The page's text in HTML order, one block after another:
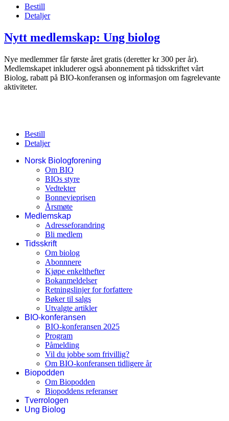
Bestill
Detaljer
Nytt medlemskap: Ung biolog
Nye medlemmer får første året gratis (deretter kr 300 per år).
Medlemskapet inkluderer også abonnement på tidsskriftet vårt
Biolog, rabatt på BIO-konferansen og informasjon om fagrelevante
aktiviteter.
Bestill
Detaljer
Norsk Biologforening
Om BIO
BIOs styre
Vedtekter
Bonnevieprisen
Årsmøte
Medlemskap
Adresseforandring
Bli medlem
Tidsskrift
Om biolog
Abonnnere
Kjøpe enkelthefter
Bokanmeldelser
Retningslinjer for forfattere
Bøker til salgs
Utvalgte artikler
BIO-konferansen
BIO-konferansen 2025
Program
Påmelding
Vil du jobbe som frivillig?
Om BIO-konferansen tidligere år
Biopodden
Om Biopodden
Biopoddens referanser
Tverrologen
Ung Biolog